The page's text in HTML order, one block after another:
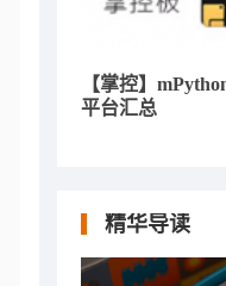
【掌控】
平台汇总
精华导读